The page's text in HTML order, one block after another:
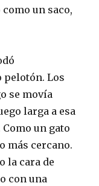
un saco,
pelotón. Los
se movía
larga a esa
un gato
más cercano.
la cara de
con una